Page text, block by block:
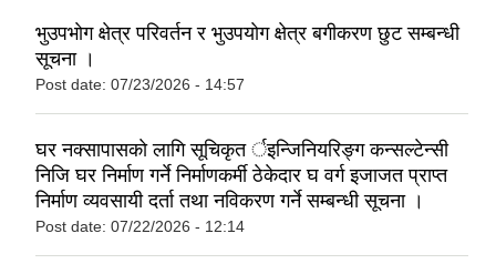
भुउपभाेग क्षेत्र परिवर्तन र भुउपयाेग क्षेत्र बगीकरण छुट सम्बन्धी
सूचना ।
Post date: 07/23/2026 - 14:57
घर नक्सापासकाे लागि सूचिकृत र्इन्जिनियरिङ्ग कन्सल्टेन्सी
निजि घर निर्माण गर्ने निर्माणकर्मी ठेकेदार घ वर्ग इजाजत प्राप्त
निर्माण व्यवसायी दर्ता तथा नविकरण गर्ने सम्बन्धी सूचना ।
Post date: 07/22/2026 - 12:14